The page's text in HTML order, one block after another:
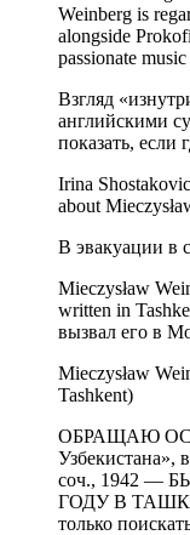
Weinberg is
alongside
passionate
Взгляд
английскими
показать, если
Irina
about
В эвакуации в
Mieczysław
written in
вызвал его в
Mieczysław
Tashkent)
ОБРАЩАЮ
Узбекистана»,
соч., 1942 —
ГОДУ В
только